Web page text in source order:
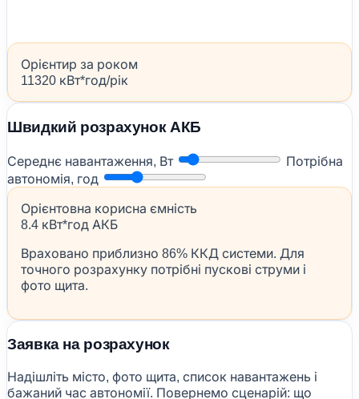
Орієнтир за роком
11320 кВт*год/рік
Швидкий розрахунок АКБ
Середнє навантаження, Вт
Потрібна
автономія, год
Орієнтовна корисна ємність
8.4 кВт*год АКБ
Враховано приблизно 86% ККД системи. Для
точного розрахунку потрібні пускові струми і
фото щита.
Заявка на розрахунок
Надішліть місто, фото щита, список навантажень і
бажаний час автономії. Повернемо сценарій: що